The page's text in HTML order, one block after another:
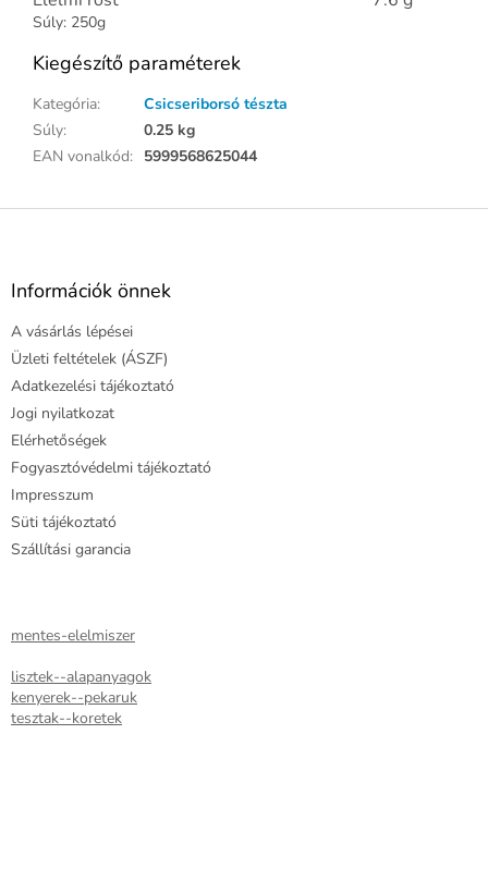
Súly: 250g
Kiegészítő paraméterek
Kategória:
Csicseriborsó tészta
Súly:
0.25 kg
EAN vonalkód: 5999568625044
L
Információk önnek
A vásárlás lépései
Üzleti feltételek (ÁSZF)
Adatkezelési tájékoztató
Jogi nyilatkozat
Elérhetőségek
Fogyasztóvédelmi tájékoztató
Impresszum
Süti tájékoztató
Szállítási garancia
mentes-elelmiszer
lisztek--alapanyagok
kenyerek--pekaruk
tesztak--koretek